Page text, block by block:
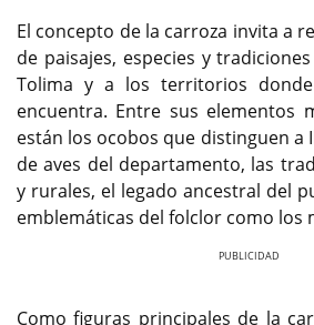
El concepto de la carroza invita a
de paisajes, especies y
Tolima y a los territorios
encuentra. Entre sus elementos
están los ocobos que distinguen a
de aves del departamento, las
y rurales, el legado ancestral del
emblemáticas del folclor como los
Como figuras principales de la